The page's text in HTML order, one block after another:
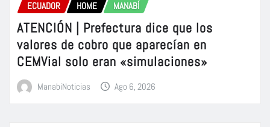
ECUADOR HOME MANABÍ
ATENCIÓN | Prefectura dice que los
valores de cobro que aparecían en
CEMVial solo eran «simulaciones»
ManabiNoticias Ago 6, 2026